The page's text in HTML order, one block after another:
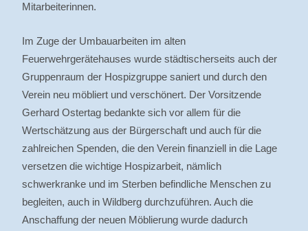
Mitarbeiterinnen.
Im Zuge der Umbauarbeiten im alten
Feuerwehrgerätehauses wurde städtischerseits auch der
Gruppenraum der Hospizgruppe saniert und durch den
Verein neu möbliert und verschönert. Der Vorsitzende
Gerhard Ostertag bedankte sich vor allem für die
Wertschätzung aus der Bürgerschaft und auch für die
zahlreichen Spenden, die den Verein finanziell in die Lage
versetzen die wichtige Hospizarbeit, nämlich
schwerkranke und im Sterben befindliche Menschen zu
begleiten, auch in Wildberg durchzuführen. Auch die
Anschaffung der neuen Möblierung wurde dadurch